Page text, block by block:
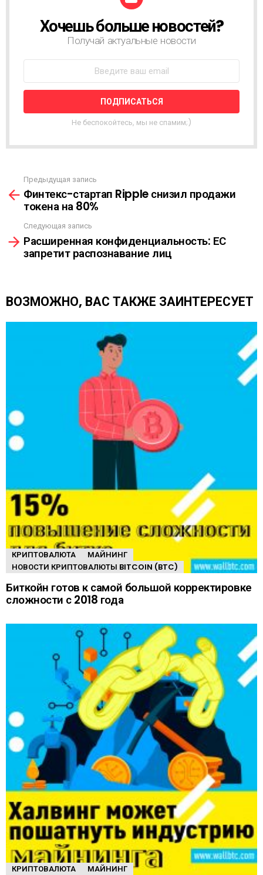
О
Т
Н
Я
С
Ы
Л
К
А
Хочешь больше новостей?
Получай актуальные новости
Не беспокойтесь, мы не спамим;)
м
е
щ
е
Предыдущая запись
Финтекс-стартап Ripple снизил продажи
токена на 80%
Следующая запись
Расширенная конфиденциальность: ЕС
запретит распознавание лиц
ВОЗМОЖНО, ВАС ТАКЖЕ ЗАИНТЕРЕСУЕТ
КРИПТОВАЛЮТА
МАЙНИНГ
НОВОСТИ КРИПТОВАЛЮТЫ BITCOIN (BTC)
Биткойн готов к самой большой корректировке
сложности с 2018 года
КРИПТОВАЛЮТА МАЙНИНГ